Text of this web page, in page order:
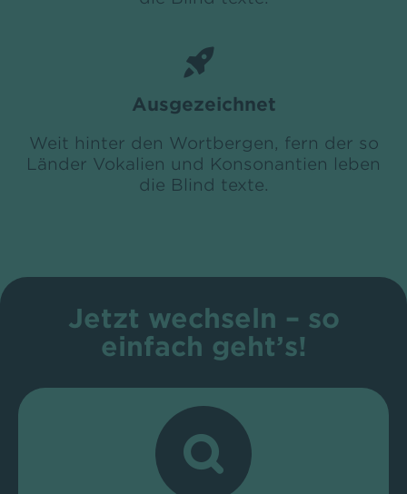
Ausgezeichnet
Weit hinter den Wortbergen, fern der so
Länder Vokalien und Konsonantien leben
die Blind texte.
Jetzt wechseln – so
einfach geht’s!